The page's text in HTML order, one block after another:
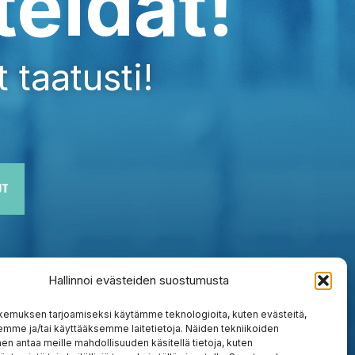
Hallinnoi evästeiden suostumusta
tarjoamiseksi käytämme teknologioita, kuten evästeitä,
ja/tai käyttääksemme laitetietoja. Näiden tekniikoiden
antaa meille mahdollisuuden käsitellä tietoja, kuten
taatusti!